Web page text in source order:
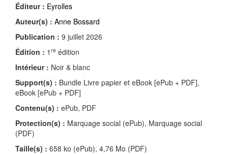
Éditeur : Eyrolles
Auteur(s) : Anne Bossard
Publication : 9 juillet 2026
Édition : 1 re édition
Intérieur : Noir & blanc
Support(s) : Bundle Livre papier et eBook [ePub + PDF],
eBook [ePub + PDF]
Contenu(s) : ePub, PDF
Protection(s) : Marquage social (ePub), Marquage social
(PDF)
Taille(s) : 658 ko (ePub), 4,76 Mo (PDF)